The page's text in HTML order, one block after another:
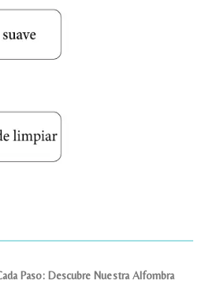
Paso: Descubre Nuestra Alfombra